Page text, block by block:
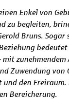
Enkel von
zu begleiten,
Bruns. Sogar
mit zunehmendem
Zuwendung von
den Freiraum.
Bereicherung.